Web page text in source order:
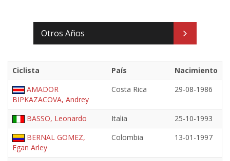
Otros Años
Ciclista País
Nacimiento
AMADOR
BIPKAZACOVA, Andrey
Costa Rica 29-08-1986
BASSO, Leonardo Italia
25-10-1993
BERNAL GOMEZ,
Egan Arley
Colombia 13-01-1997